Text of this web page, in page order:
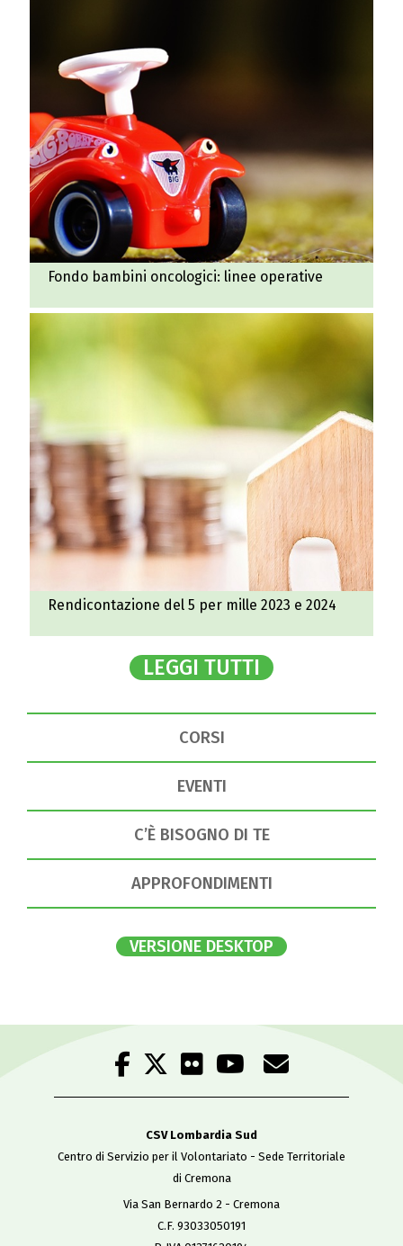
Fondo bambini oncologici: linee operative
Rendicontazione del 5 per mille 2023 e 2024
LEGGI TUTTI
CORSI
EVENTI
C’È BISOGNO DI TE
APPROFONDIMENTI
VERSIONE DESKTOP
CSV Lombardia Sud
Centro di Servizio per il Volontariato - Sede Territoriale
di Cremona
Via San Bernardo 2 - Cremona
C.F. 93033050191